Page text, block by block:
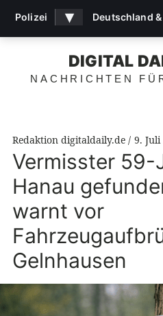
DIGITAL
NACHRICHTEN
Redaktion digitaldaily.de 9. Juli
Vermisster 59-
Hanau
warnt vor
Gelnhausen
Polizei ▾ Deutschland